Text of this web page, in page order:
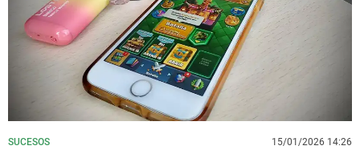
La rosa de los vientos
Gente viajera
Como el perro y el
Caso
Retornados
Equipo de
Operación Viuda
Extremadura
Galicia
La Rioja
Navarra
País Vasco
Virales
Televisión
Elecciones
SUCESOS 15/01/2026 14:26